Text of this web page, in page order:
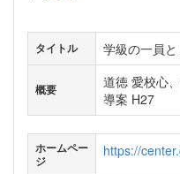
タイトル 学級の一員
概要
道徳 愛校心
導案 H27
ホームペー
ジ
https://